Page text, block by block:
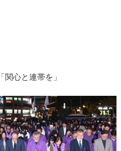
心と連帯を」